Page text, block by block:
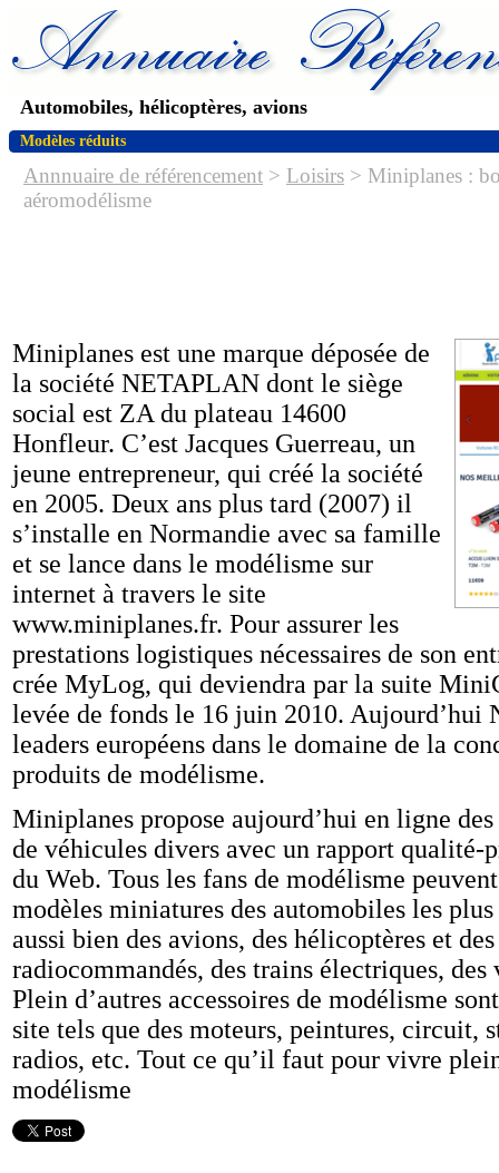
Automobiles, hélicoptères, avions
Modèles réduits
Annnuaire de référencement > Loisirs > Miniplanes :
aéromodélisme
Miniplanes est une marque déposée de
la société NETAPLAN dont le siège
social est ZA du plateau 14600
Honfleur. C’est Jacques Guerreau, un
jeune entrepreneur, qui créé la société
en 2005. Deux ans plus tard (2007) il
s’installe en Normandie avec sa famille
et se lance dans le modélisme sur
internet à travers le site
www.miniplanes.fr. Pour assurer les
prestations logistiques nécessaires de son
crée MyLog, qui deviendra par la suite
levée de fonds le 16 juin 2010. Aujourd’hui
leaders européens dans le domaine de la
produits de modélisme.
Miniplanes propose aujourd’hui en ligne
de véhicules divers avec un rapport qualité-
du Web. Tous les fans de modélisme
modèles miniatures des automobiles les
aussi bien des avions, des hélicoptères et
radiocommandés, des trains électriques, des
Plein d’autres accessoires de modélisme
site tels que des moteurs, peintures, circuit,
radios, etc. Tout ce qu’il faut pour vivre
modélisme